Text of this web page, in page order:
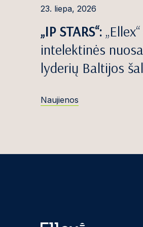
23. liepa, 2026
„IP STARS“:
intelektinės
lyderių Baltijos
Naujienos